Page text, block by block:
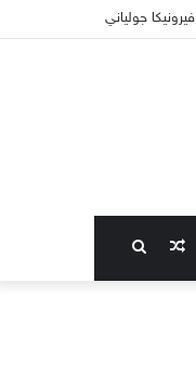
فيرونيكا جولياني
بحث مقال